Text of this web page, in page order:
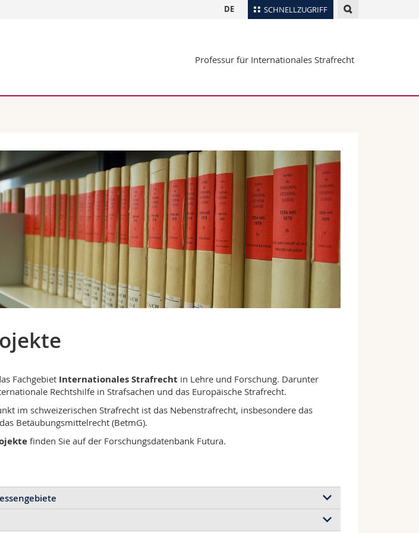
SCHNELLZUGRIFF
Forschende
Ortsplan
Webmail
DE
Professur für Internationales Strafrecht
Fachgebiet Internationales Strafrecht in Lehre und Forschung. Darunter
Rechtshilfe in Strafsachen und das Europäische Strafrecht.
im schweizerischen Strafrecht ist das Nebenstrafrecht, insbesondere das
Betäubungsmittelrecht (BetmG).
finden Sie auf der Forschungsdatenbank Futura.